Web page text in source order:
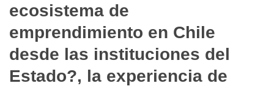
ecosistema de
emprendimiento en Chile
desde las instituciones del
Estado?, la experiencia de